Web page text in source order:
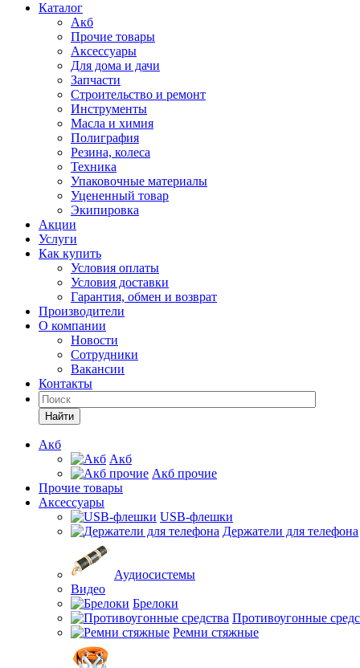
Каталог
Акб
Прочие товары
Аксессуары
Для дома и дачи
Запчасти
Строительство и ремонт
Инструменты
Масла и химия
Полиграфия
Резина, колеса
Техника
Упаковочные материалы
Уцененный товар
Экипировка
Акции
Услуги
Как купить
Условия оплаты
Условия доставки
Гарантия, обмен и возврат
Производители
О компании
Новости
Сотрудники
Вакансии
Контакты
Найти
Акб
Акб
Акб прочие
Прочие товары
Аксессуары
USB-флешки
Держатели для телефона
Аудиосистемы
Видео
Брелоки
Противоугонные
Ремни стяжные